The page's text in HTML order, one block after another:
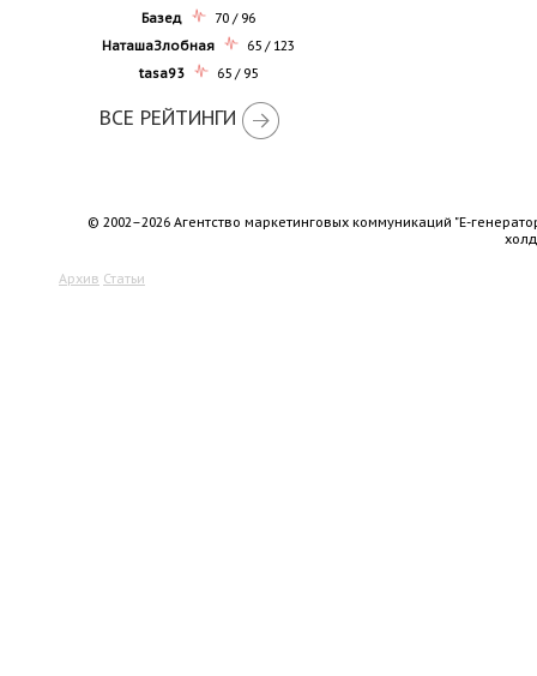
Базед
70 / 96
НаташаЗлобная
65 / 123
tasa93
65 / 95
ВСЕ РЕЙТИНГИ
© 2002–2026 Агентство маркетинговых коммуникаций "Е-
Архив Статьи